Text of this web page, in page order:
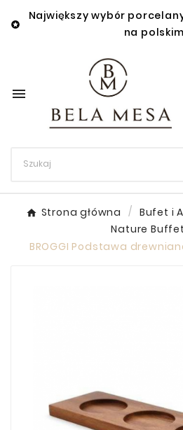

Największy wybór
na

Strona główna Bufet i
Nature Buffet
BROGGI Podstawa